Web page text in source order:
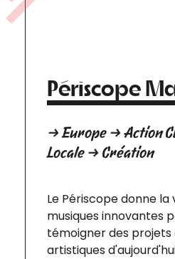
Périscope
→ Europe → Action
Locale → Création
Le Périscope donne la
musiques innovantes
témoigner des projets
artistiques